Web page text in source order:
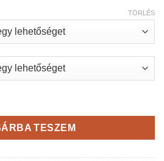
TÖRLÉS
profi garázs- és betonpadló festék
TESZEM